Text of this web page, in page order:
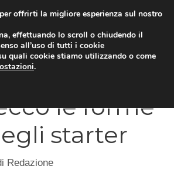
Sole e
le forme
starter
Redazione
offrirti la migliore esperienza sul nostro
effettuando lo scroll o chiudendo il
all’uso di tutti i cookie
quali cookie stiamo utilizzando o come
.